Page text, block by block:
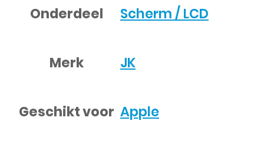
Onderdeel Scherm / LCD
Merk JK
Geschikt voor Apple